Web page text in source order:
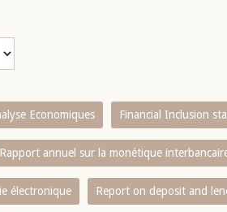
Economiques Financial Inclusion
Rapport annuel sur la monétique
électronique Report on deposit and